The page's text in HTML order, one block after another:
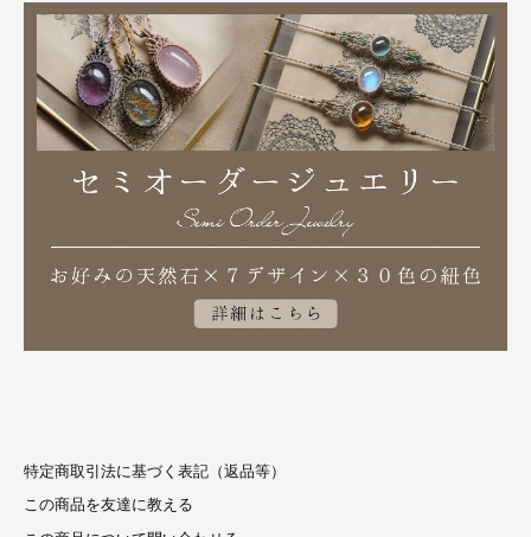
特定商取引法に基づく表記（返品等）
この商品を友達に教える